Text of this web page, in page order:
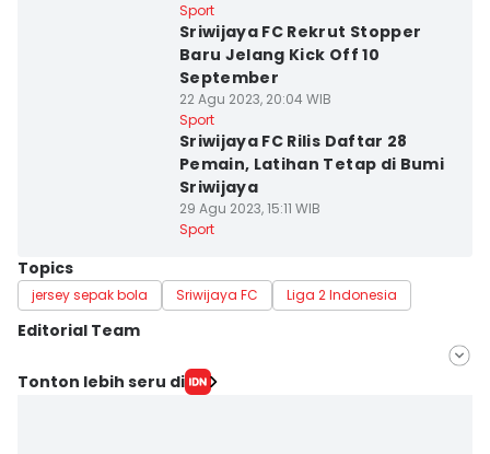
Sport
Sriwijaya FC Rekrut Stopper
Baru Jelang Kick Off 10
September
22 Agu 2023, 20:04 WIB
Sport
Sriwijaya FC Rilis Daftar 28
Pemain, Latihan Tetap di Bumi
Sriwijaya
29 Agu 2023, 15:11 WIB
Sport
Topics
jersey sepak bola Sriwijaya FC Liga 2 Indonesia
Editorial Team
Editor
Tonton lebih seru di